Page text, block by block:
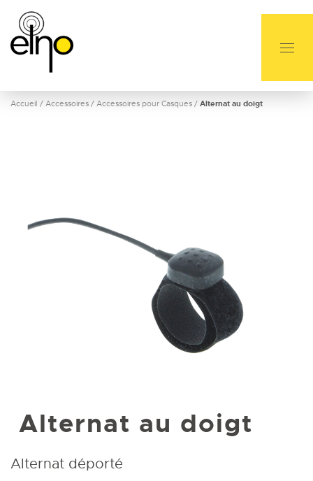
Accueil / Accessoires / Accessoires pour Casques / Alternat au doigt
Alternat au doigt
Alternat déporté